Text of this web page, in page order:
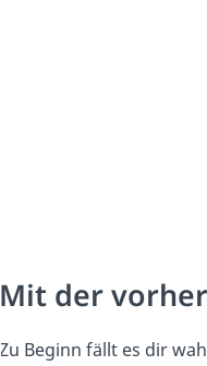
Mit der
Zu Beginn fällt es dir